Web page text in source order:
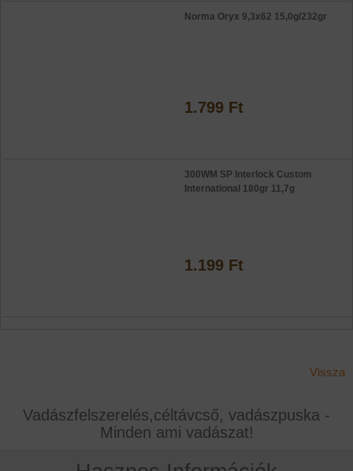
Norma Oryx 9,3x62 15,0g/232gr
1.799 Ft
300WM SP Interlock Custom
International 180gr 11,7g
1.199 Ft
Vissza
Vadászfelszerelés,céltávcső, vadászpuska -
Minden ami vadászat!